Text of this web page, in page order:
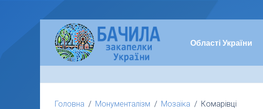
Області України
Головна Монументалізм Мозаїка Комарівці